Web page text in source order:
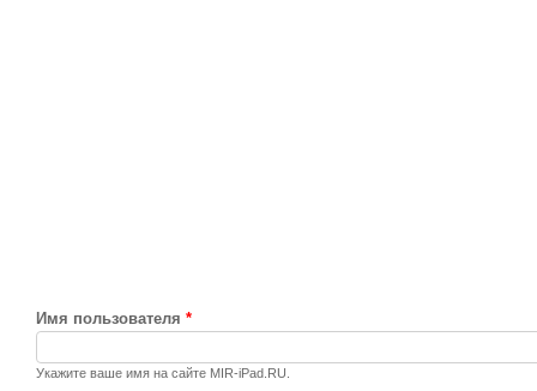
Имя пользователя *
Укажите ваше имя на сайте MIR-iPad.RU.